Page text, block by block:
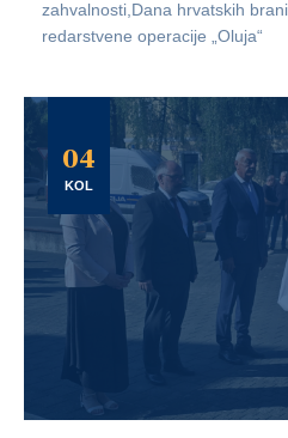
zahvalnosti,Dana hrvatskih
redarstvene operacije „Oluja“
04
KOL